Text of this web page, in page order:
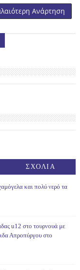
Ανάρτηση
ΣΧΟΛΙΑ
και πολύ νερό τα
u12 στο τουρνουά με
Απροπύργου στο